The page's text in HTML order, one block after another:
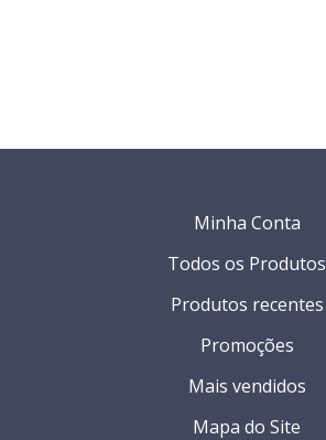
Minha Conta
Todos os Produtos
Produtos recentes
Promoções
Mais vendidos
Mapa do Site